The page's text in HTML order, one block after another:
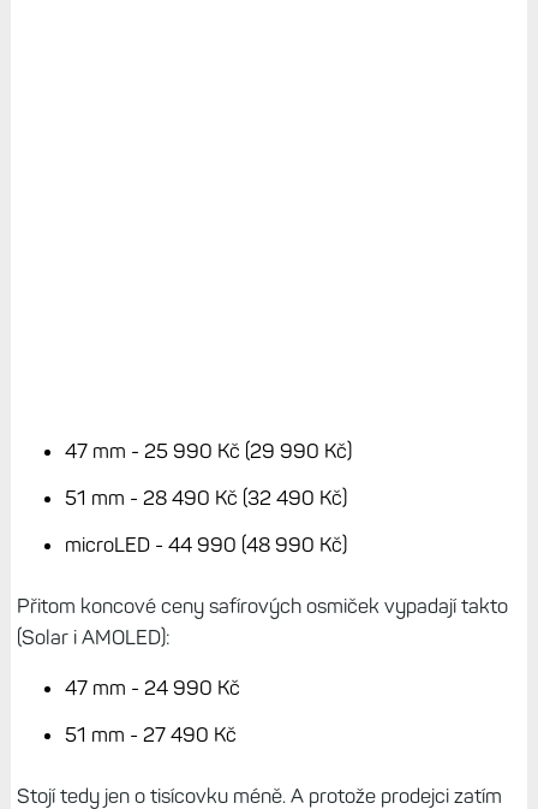
47 mm - 25 990 Kč (29 990 Kč)
51 mm - 28 490 Kč (32 490 Kč)
microLED - 44 990 (48 990 Kč)
Přitom koncové ceny safírových osmiček vypadají takto
(Solar i AMOLED):
47 mm - 24 990 Kč
51 mm - 27 490 Kč
Stojí tedy jen o tisícovku méně. A protože prodejci zatím